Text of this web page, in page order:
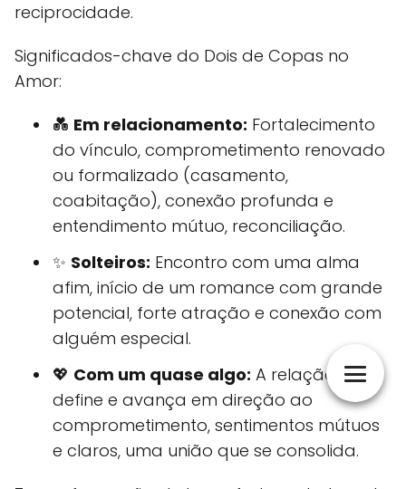
reciprocidade.
Significados-chave do Dois de Copas no
Amor:
💑 Em relacionamento: Fortalecimento
do vínculo, comprometimento renovado
ou formalizado (casamento,
coabitação), conexão profunda e
entendimento mútuo, reconciliação.
✨ Solteiros: Encontro com uma alma
afim, início de um romance com grande
potencial, forte atração e conexão com
alguém especial.
💖 Com um quase algo: A relação se
define e avança em direção ao
comprometimento, sentimentos mútuos
e claros, uma união que se consolida.